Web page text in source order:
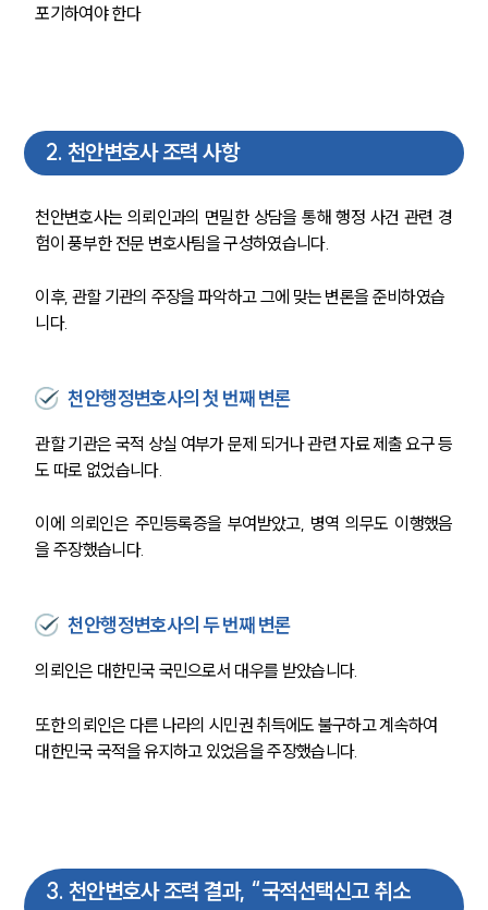
포기하여야 한다
2. 천안변호사 조력 사항
천안변호사는 의뢰인과의 면밀한 상담을 통해 행정 사건 관련 경
험이 풍부한 전문 변호사팀을 구성하였습니다.
이후, 관할 기관의 주장을 파악하고 그에 맞는 변론을 준비하였습
니다.
천안행정변호사의 첫 번째 변론
관할 기관은 국적 상실 여부가 문제 되거나 관련 자료 제출 요구 등
도 따로 없었습니다.
이에 의뢰인은 주민등록증을 부여받았고, 병역 의무도 이행했음
을 주장했습니다.
천안행정변호사의 두 번째 변론
의뢰인은 대한민국 국민으로서 대우를 받았습니다.
또한 의뢰인은 다른 나라의 시민권 취득에도 불구하고 계속하여
대한민국 국적을 유지하고 있었음을 주장했습니다.
3. 천안변호사 조력 결과, “국적선택신고 취소